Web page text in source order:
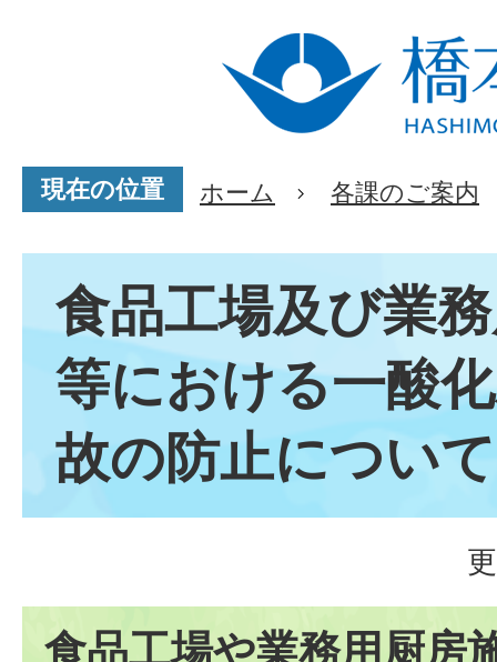
現在の位置 ホーム 各課のご案内
食品工場及び業
等における一酸
故の防止について
食品工場や業務用厨房